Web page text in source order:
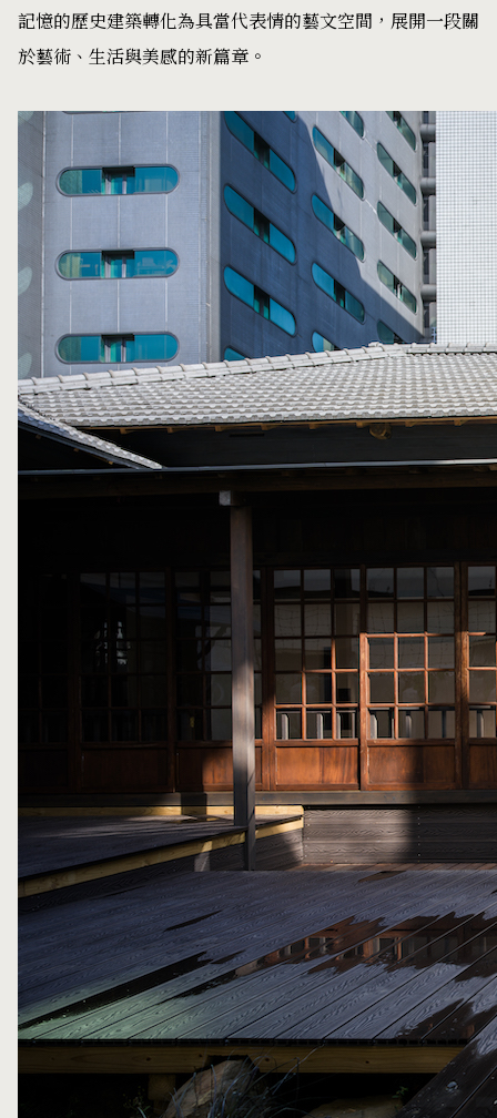
記憶的歷史建築轉化為具當代表情的藝文空間，展開一段關
於藝術、生活與美感的新篇章。